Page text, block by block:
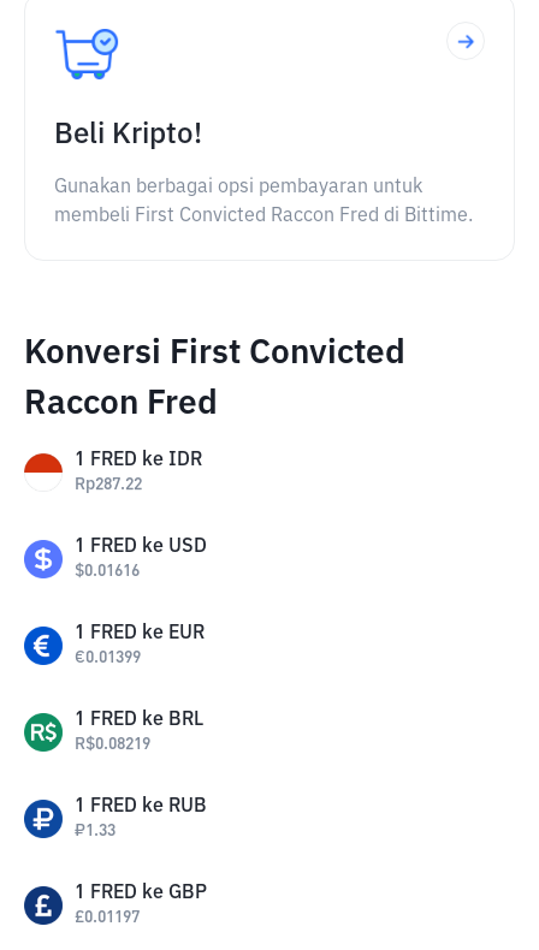
Beli Kripto!
Gunakan berbagai opsi pembayaran untuk
membeli First Convicted Raccon Fred di Bittime.
Konversi First Convicted
Raccon Fred
1 FRED ke IDR
Rp287.22
1 FRED ke USD
$0.01616
1 FRED ke EUR
€0.01399
1 FRED ke BRL
R$0.08219
1 FRED ke RUB
₽1.33
1 FRED ke GBP
£0.01197